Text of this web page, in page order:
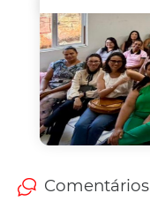
Comentários